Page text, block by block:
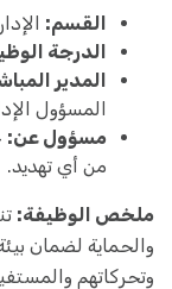
القسم:
الدرجة
المدير
المسؤول
مسؤول عن:
من أي تهديد.
ملخص الوظيفة:
والحماية لضمان
وتحركاتهم